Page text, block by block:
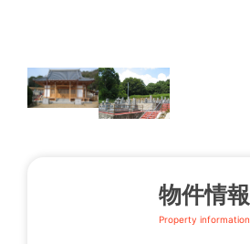
物件情報
Property information